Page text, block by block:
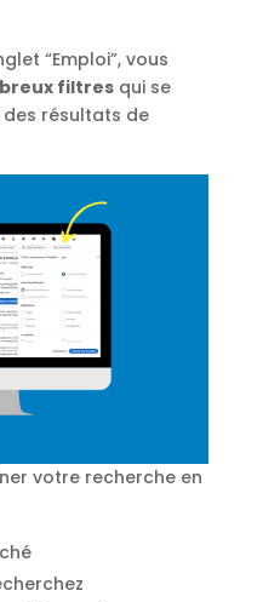
“Emploi”, vous
filtresqui se
résultats de
votre recherche en